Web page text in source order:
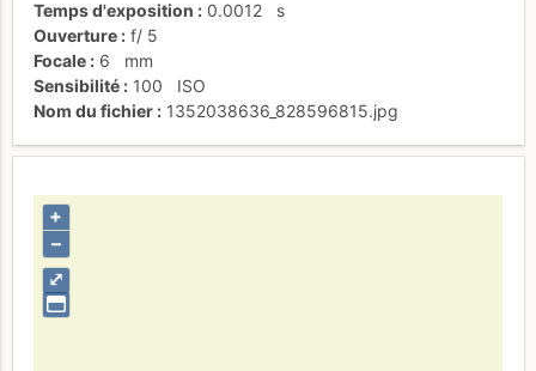
Temps d'exposition
0.0012
s
Ouverture
f/ 5
Focale
6
mm
Sensibilité
100
ISO
Nom du fichier
1352038636_828596815.jpg
⤢
+
–